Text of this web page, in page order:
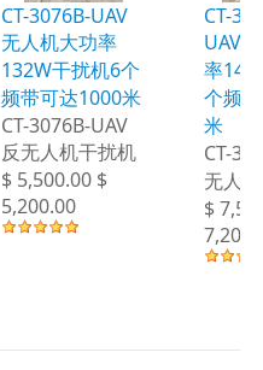
CT-3076B-UAV
无人机大功率
132W干扰机6个
频带可达1000米
CT-3076B-UAV
反无人机干扰机
$ 5,500.00 $
5,200.00
CT-
UAV
率
个频
米
CT-
无人
$